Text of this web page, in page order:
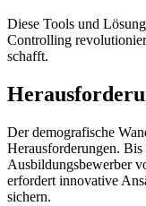
Diese Tools und
Controlling
schafft.
Der demografische
Herausforderungen.
Ausbildungsbewerber
erfordert innovative
sichern.